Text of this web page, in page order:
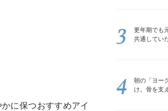
に保つおすすめアイ
更年期でも
共通してい
3
朝の「ヨー
け。骨を支
4